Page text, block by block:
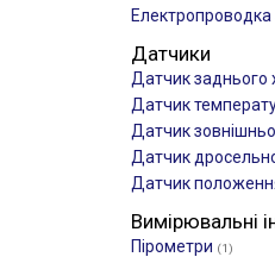
Електропроводка
Датчики
Датчик заднього
Датчик
Датчик
Датчик
Датчик
Вимірювальні
Пірометри (1)